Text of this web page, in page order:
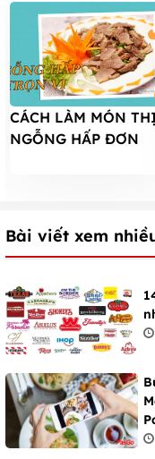
CÁCH LÀM MÓN
NGỖNG HẤP ĐƠN
Bài viết xem